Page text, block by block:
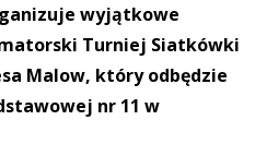
wyjątkowe
Turniej Siatkówki
Malow, który odbędzie
nr 11 w